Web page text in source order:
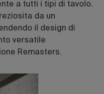
a tutti i tipi di tavolo.
da un
il design di
versatile
Remasters.